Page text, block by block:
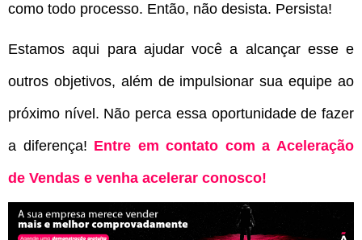
como todo processo. Então, não desista. Persista!
Estamos aqui para ajudar você a alcançar esse e
outros objetivos, além de impulsionar sua equipe ao
próximo nível. Não perca essa oportunidade de fazer
a diferença! Entre em contato com a Aceleração
de Vendas e venha acelerar conosco!